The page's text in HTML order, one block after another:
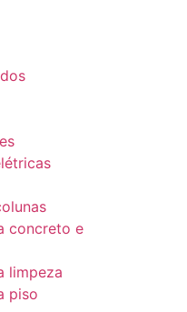
concreto e
limpeza
piso